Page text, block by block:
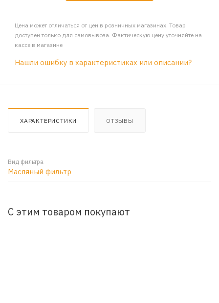
Цена может отличаться от цен в розничных магазинах. Товар
доступен только для самовывоза. Фактическую цену уточняйте на
кассе в магазине
Нашли ошибку в характеристиках или описании?
ХАРАКТЕРИСТИКИ ОТЗЫВЫ
Вид фильтра
Масляный фильтр
С этим товаром покупают